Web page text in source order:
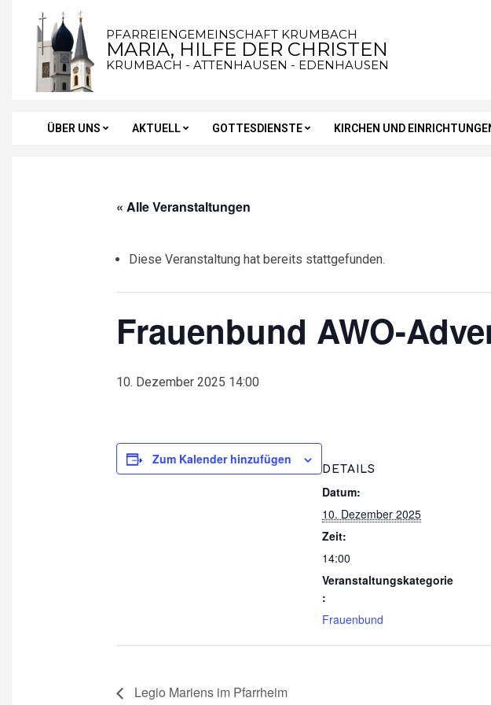
content
PFARREIENGEMEINSCHAFT KRUMBACH
MARIA, HILFE DER CHRISTEN
KRUMBACH - ATTENHAUSEN - EDENHAUSEN
Secondary
ÜBER UNS AKTUELL GOTTESDIENSTE KIRCHEN UND
« Alle Veranstaltungen
Diese Veranstaltung hat bereits stattgefunden.
Frauenbund AWO-
10. Dezember 2025 14:00
Zum Kalender hinzufügen
DETAILS
Datum:
10. Dezember 2025
Zeit:
14:00
Veranstaltungskategorie
:
Frauenbund
Legio Mariens im Pfarrheim